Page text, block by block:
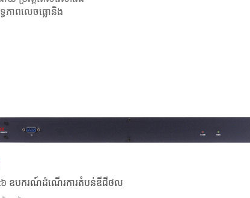
ភាពលេចធ្លោនិង
ឧបករណ៍ដំណើរការតំបន់ឌីជីថល